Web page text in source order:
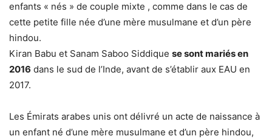
enfants « nés » de couple mixte , comme dans le cas de
cette petite fille née d’une mère musulmane et d’un père
hindou.
Kiran Babu et Sanam Saboo Siddique se sont mariés en
2016 dans le sud de l’Inde, avant de s’établir aux EAU en
2017.
Les Émirats arabes unis ont délivré un acte de naissance à
un enfant né d’une mère musulmane et d’un père hindou,